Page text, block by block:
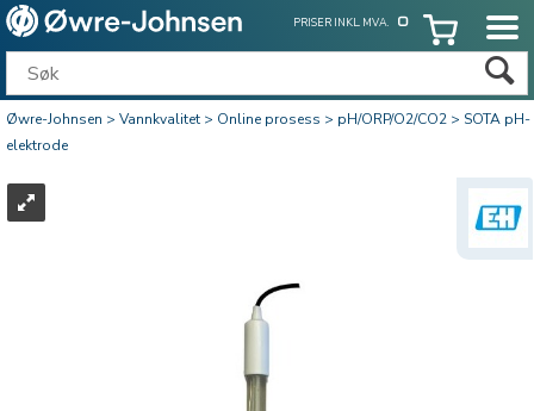
PRISER INKL. MVA.
Øwre-Johnsen>Vannkvalitet>Online prosess>pH/ORP/O2/CO2>SOTA pH-
elektrode